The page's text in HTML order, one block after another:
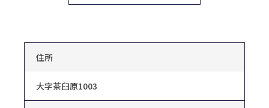
住所
大字茶臼原1003